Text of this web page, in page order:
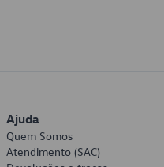
Ajuda
Quem Somos
Atendimento (SAC)